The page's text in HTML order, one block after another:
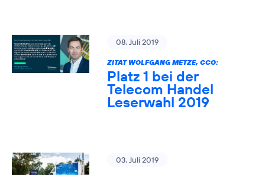
08. Juli 2019
ZITAT WOLFGANG METZE, CCO:
Platz 1 bei der
Telecom Handel
Leserwahl 2019
03. Juli 2019